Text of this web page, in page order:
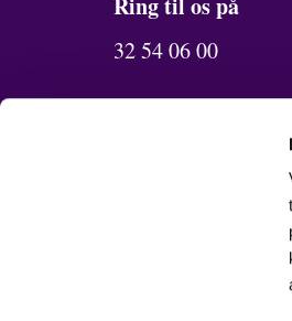
Ring til os på
32 54 06 00